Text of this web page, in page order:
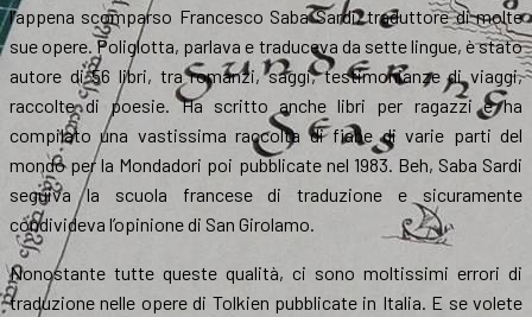
l’appena scomparso Francesco Saba Sardi, traduttore di molte
sue opere. Poliglotta, parlava e traduceva da sette lingue, è stato
autore di 56 libri, tra romanzi, saggi, testimonianze di viaggi,
raccolte di poesie. Ha scritto anche libri per ragazzi e ha
compilato una vastissima raccolta di fiabe di varie parti del
mondo per la Mondadori poi pubblicate nel 1983. Beh, Saba Sardi
seguiva la scuola francese di traduzione e sicuramente
condivideva l’opinione di San Girolamo.
Nonostante tutte queste qualità, ci sono moltissimi errori di
traduzione nelle opere di Tolkien pubblicate in Italia. E se volete